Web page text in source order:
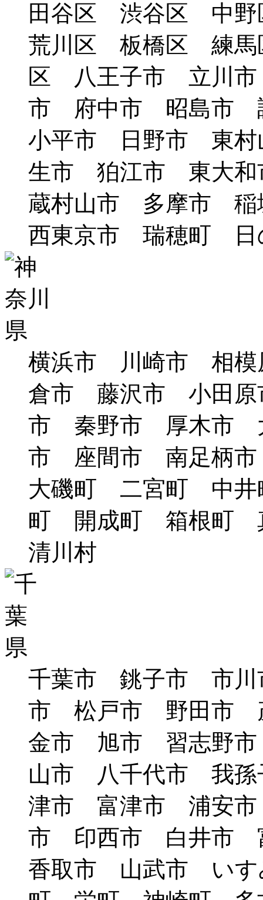
田谷区 渋谷区 中
荒川区 板橋区 練
区 八王子市 立川
市 府中市 昭島市
小平市 日野市 東
生市 狛江市 東大
蔵村山市 多摩市
西東京市 瑞穂町
横浜市 川崎市 相
倉市 藤沢市 小田
市 秦野市 厚木市
市 座間市 南足柄
大磯町 二宮町 中
町 開成町 箱根町
清川村
千葉市 銚子市 市
市 松戸市 野田市
金市 旭市 習志野
山市 八千代市 我
津市 富津市 浦安
市 印西市 白井市
香取市 山武市 い